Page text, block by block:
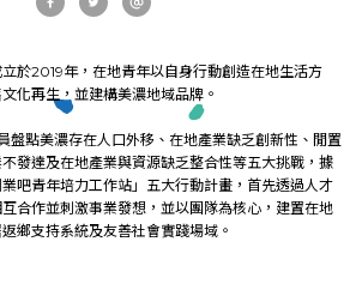
教育發展
研究成果
外部連結
於2019年，在地青年以自身行動創造在地生活方
化再生，並建構美濃地域品牌。
盤點美濃存在人口外移、在地產業缺乏創新性、閒置
發達及在地產業與資源缺乏整合性等五大挑戰，據
吧青年培力工作站」五大行動計畫，首先透過人才
合作並刺激事業發想，並以團隊為核心，建置在地
鄉支持系統及友善社會實踐場域。